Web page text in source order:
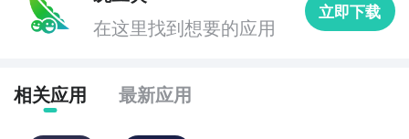
5. 《网络优化大师》：网络优化大师可以分析手机的网
络连接情况，通过优化网络设置和加速网络连接，提高
6. 《应用管理大师》：这个应用可以帮助您管理手机上
的应用程序，包括卸载不需要的应用、冻结后台运行的
在这里找到想要的应用
立即下载
相关应用 最新应用